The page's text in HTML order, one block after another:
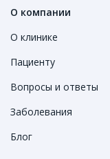
О компании
О клинике
Пациенту
Вопросы и ответы
Заболевания
Блог